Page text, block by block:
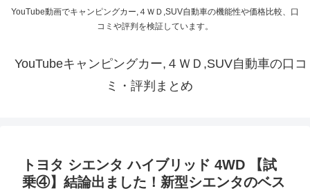
YouTube動画でキャンピングカー,４ＷＤ,SUV自動車の機能性や価格比較、口
コミや評判を検証しています。
YouTubeキャンピングカー,４ＷＤ,SUV自動車の口コ
ミ・評判まとめ
トヨタ シエンタ ハイブリッド 4WD 【試
乗④】結論出ました！新型シエンタのベス